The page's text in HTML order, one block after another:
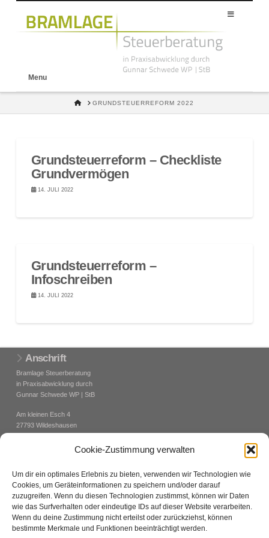
Cookie-Zustimmung verwalten
Um dir ein optimales Erlebnis zu bieten, verwenden wir Technologien wie
Cookies, um Geräteinformationen zu speichern und/oder darauf
zuzugreifen. Wenn du diesen Technologien zustimmst, können wir Daten
wie das Surfverhalten oder eindeutige IDs auf dieser Website verarbeiten.
Wenn du deine Zustimmung nicht erteilst oder zurückziehst, können
bestimmte Merkmale und Funktionen beeinträchtigt werden.
Menu
HOMEGRUNDSTEUERREFORM 2022
Grundsteuerreform – Checkliste
Grundvermögen
14. JULI 2022
Grundsteuerreform –
Infoschreiben
14. JULI 2022
Anschrift
Bramlage Steuerberatung
in Praxisabwicklung durch
Gunnar Schwede WP | StB
Am kleinen Esch 4
27793 Wildeshausen
Tel.: +49(0)4431 – 29990
Fax: +49(0)4431 – 299950
e-mail:info@stb-bramlage.de
Homepage:www.steuerberater-bramlage.de